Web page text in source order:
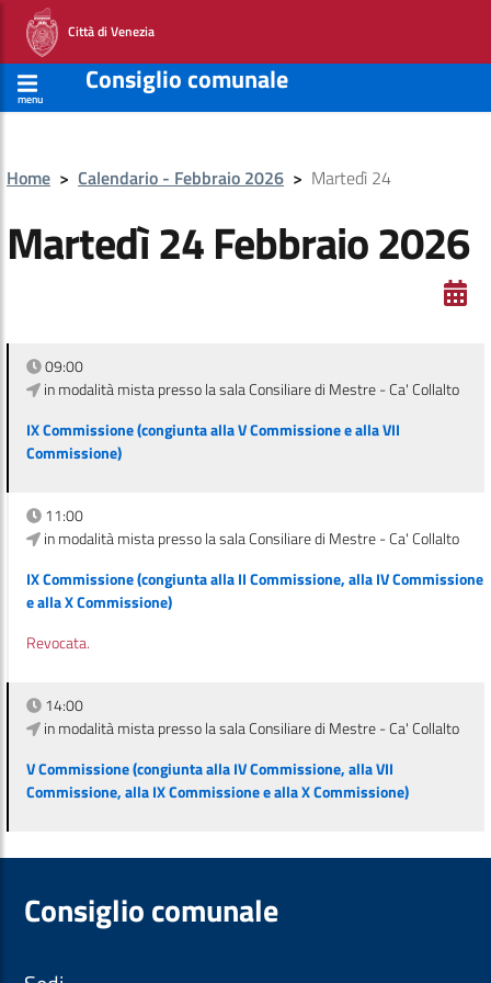
Città di Venezia
menu
Consiglio comunale
Home > Calendario - Febbraio 2026 > Martedì 24
Martedì 24 Febbraio 2026
09:00
in modalità mista presso la sala Consiliare di Mestre - Ca' Collalto
IX Commissione (congiunta alla V Commissione e alla VII
Commissione)
11:00
in modalità mista presso la sala Consiliare di Mestre - Ca' Collalto
IX Commissione (congiunta alla II Commissione, alla IV Commissione
e alla X Commissione)
Revocata.
14:00
in modalità mista presso la sala Consiliare di Mestre - Ca' Collalto
V Commissione (congiunta alla IV Commissione, alla VII
Commissione, alla IX Commissione e alla X Commissione)
Consiglio comunale